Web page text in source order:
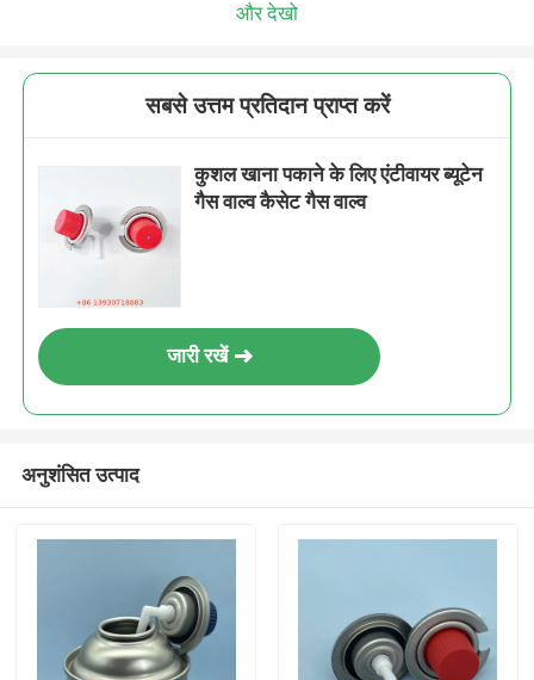
और देखो
सबसे उत्तम प्रतिदान प्राप्त करें
कुशल खाना पकाने के लिए एंटीवायर ब्यूटेन
गैस वाल्व कैसेट गैस वाल्व
जारी रखें
अनुशंसित उत्पाद